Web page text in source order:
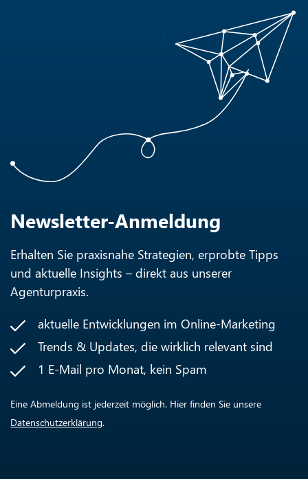
Newsletter-Anmeldung
Erhalten Sie praxisnahe Strategien, erprobte Tipps
und aktuelle Insights – direkt aus unserer
Agenturpraxis.
aktuelle Entwicklungen im Online-Marketing
Trends & Updates, die wirklich relevant sind
1 E-Mail pro Monat, kein Spam
Eine Abmeldung ist jederzeit möglich. Hier finden Sie unsere
Datenschutzerklärung.